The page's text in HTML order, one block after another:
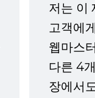
저는 이
고객에
웹마스
다른 4
장에서